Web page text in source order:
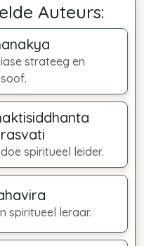
Auteurs:
strateeg en
spiritueel leider.
spiritueel leraar.